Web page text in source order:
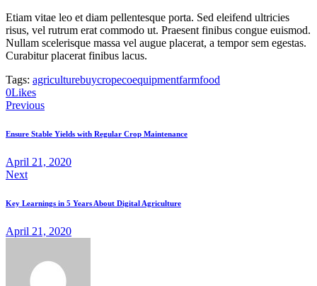
Etiam vitae leo et diam pellentesque porta. Sed eleifend ultricies
risus, vel rutrum erat commodo ut. Praesent finibus congue euismod.
Nullam scelerisque massa vel augue placerat, a tempor sem egestas.
Curabitur placerat finibus lacus.
Tags: agriculturebuycropecoequipmentfarmfood
0Likes
Post
navigation
Previous
Ensure Stable Yields with Regular Crop Maintenance
April 21, 2020
Next
Key Learnings in 5 Years About Digital Agriculture
April 21, 2020